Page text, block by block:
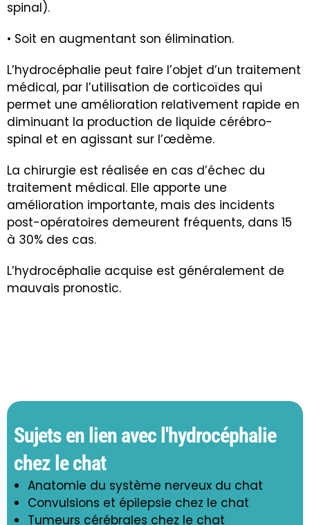
spinal).
• Soit en augmentant son élimination.
L’hydrocéphalie peut faire l’objet d’un traitement
médical, par l’utilisation de corticoïdes qui
permet une amélioration relativement rapide en
diminuant la production de liquide cérébro-
spinal et en agissant sur l’œdème.
La chirurgie est réalisée en cas d’échec du
traitement médical. Elle apporte une
amélioration importante, mais des incidents
post-opératoires demeurent fréquents, dans 15
à 30% des cas.
L’hydrocéphalie acquise est généralement de
mauvais pronostic.
Sujets en lien avec l'hydrocéphalie
chez le chat
Anatomie du système nerveux du chat
Convulsions et épilepsie chez le chat
Tumeurs cérébrales chez le chat